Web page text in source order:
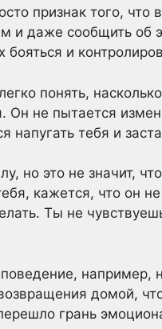
признак того,
и даже сообщить об
и
понять,
Он не пытается
тебя и
но это не значит,
кажется, что он
Ты не
например,
домой,
грань